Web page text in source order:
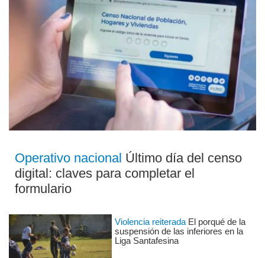
Operativo nacional Último día del censo
digital: claves para completar el
formulario
Violencia reiterada El porqué de la
suspensión de las inferiores en la
Liga Santafesina